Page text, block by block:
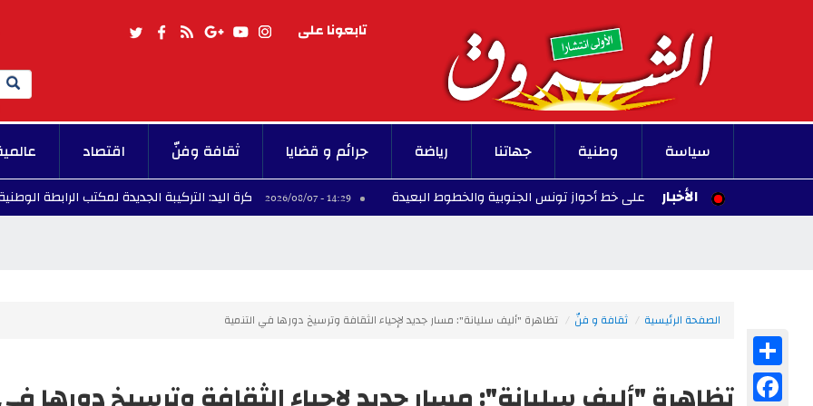
تابعونا على
Search
سياسة وطنية جهاتنا رياضة جرائم و قضايا ثقافة وفنّ اقتصاد
الأخبار
حركة القطارات على خط أحواز تونس الجنوبية والخطوط البعيدة 14:29 - 2026/08/07 كرة اليد: التركيبة الجديدة لمكتب الرابطة الوطنية - 2026/08/07
الصفحة الرئيسية ثقافة و فنّ تظاهرة "أليف سليانة": مسار جديد لإحياء الثقافة وترسيخ دورها في التنمية
Facebook